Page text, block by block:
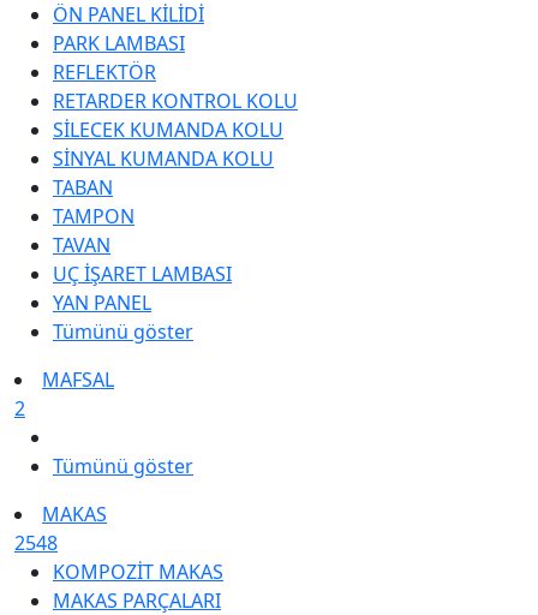
ÖN PANEL KİLİDİ
PARK LAMBASI
REFLEKTÖR
RETARDER KONTROL KOLU
SİLECEK KUMANDA KOLU
SİNYAL KUMANDA KOLU
TABAN
TAMPON
TAVAN
UÇ İŞARET LAMBASI
YAN PANEL
Tümünü göster
MAFSAL
2
Tümünü göster
MAKAS
2548
KOMPOZİT MAKAS
MAKAS PARÇALARI